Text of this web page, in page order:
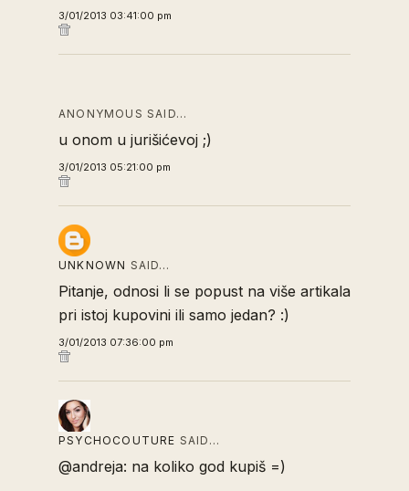
3/01/2013 03:41:00 pm
ANONYMOUS SAID…
u onom u jurišićevoj ;)
3/01/2013 05:21:00 pm
UNKNOWN SAID…
Pitanje, odnosi li se popust na više artikala
pri istoj kupovini ili samo jedan? :)
3/01/2013 07:36:00 pm
PSYCHOCOUTURE SAID…
@andreja: na koliko god kupiš =)